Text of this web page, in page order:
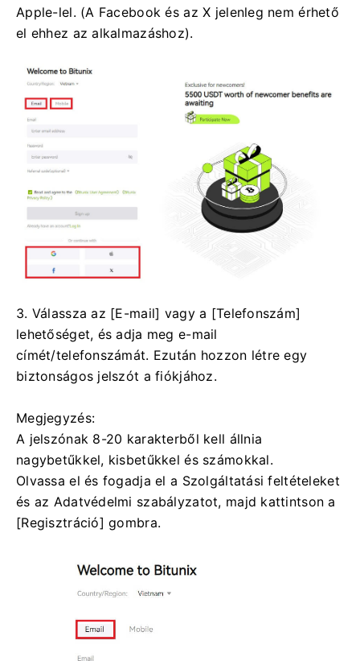
Apple-lel. (A Facebook és az X jelenleg nem érhető
el ehhez az alkalmazáshoz).
3. Válassza az [E-mail] vagy a [Telefonszám]
lehetőséget, és adja meg e-mail
címét/telefonszámát. Ezután hozzon létre egy
biztonságos jelszót a fiókjához.
Megjegyzés:
A jelszónak 8-20 karakterből kell állnia
nagybetűkkel, kisbetűkkel és számokkal.
Olvassa el és fogadja el a Szolgáltatási feltételeket
és az Adatvédelmi szabályzatot, majd kattintson a
[Regisztráció] gombra.